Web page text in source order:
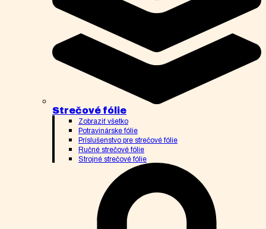
Strečové fólie
Zobraziť všetko
Potravinárske fólie
Príslušenstvo pre strečové fólie
Ručné strečové fólie
Strojné strečové fólie